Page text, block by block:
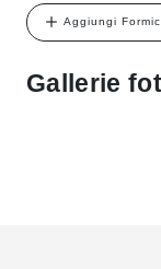
Aggiungi
Gallerie